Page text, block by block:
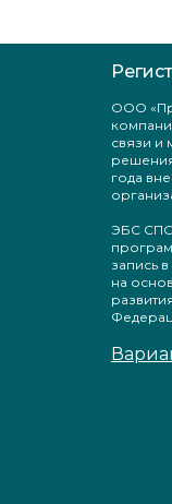
ООО
связи и
года
ЭБС СПО
запись
на